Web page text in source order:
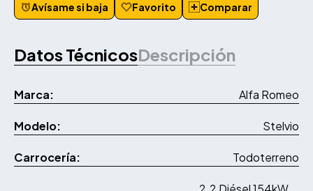
Avísame si baja Favorito Comparar
Datos TécnicosDescripción
Marca: Alfa Romeo
Modelo: Stelvio
Carrocería: Todoterreno